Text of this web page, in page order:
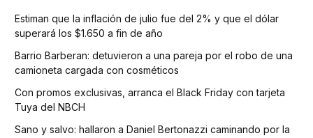
Estiman que la inflación de julio fue del 2% y que el dólar
superará los $1.650 a fin de año
Barrio Barberan: detuvieron a una pareja por el robo de una
camioneta cargada con cosméticos
Con promos exclusivas, arranca el Black Friday con tarjeta
Tuya del NBCH
Sano y salvo: hallaron a Daniel Bertonazzi caminando por la